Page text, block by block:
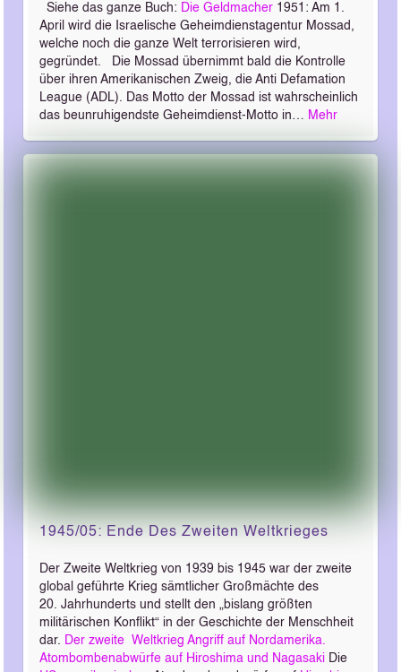
Siehe das ganze Buch: Die Geldmacher 1951: Am 1.
April wird die Israelische Geheimdienstagentur Mossad,
welche noch die ganze Welt terrorisieren wird,
gegründet. Die Mossad übernimmt bald die Kontrolle
über ihren Amerikanischen Zweig, die Anti ­Defamation
League (ADL). Das Motto der Mossad ist wahrscheinlich
das beunruhigendste Geheimdienst-­Motto in… Mehr
1945/05: Ende Des Zweiten Weltkrieges
Der Zweite Weltkrieg von 1939 bis 1945 war der zweite
global geführte Krieg sämtlicher Großmächte des
20. Jahrhunderts und stellt den „bislang größten
militärischen Konflikt“ in der Geschichte der Menschheit
dar.
Der zweite Weltkrieg Angriff auf Nordamerika.
Atombombenabwürfe auf Hiroshima und Nagasaki Die